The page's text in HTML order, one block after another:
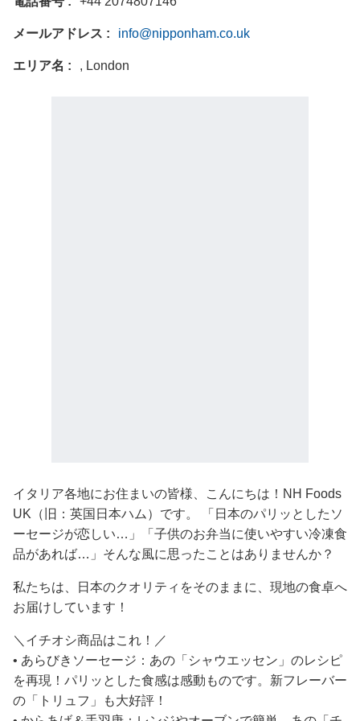
メールアドレス info@nipponham.co.uk
エリア名 , London
イタリア各地にお住まいの皆様、こんにちは！NH Foods
UK（旧：英国日本ハム）です。 「日本のパリッとしたソ
ーセージが恋しい…」「子供のお弁当に使いやすい冷凍食
品があれば…」そんな風に思ったことはありませんか？
私たちは、日本のクオリティをそのままに、現地の食卓へ
お届けしています！
＼イチオシ商品はこれ！／
• あらびきソーセージ：あの「シャウエッセン」のレシピ
を再現！パリッとした食感は感動ものです。新フレーバー
の「トリュフ」も大好評！